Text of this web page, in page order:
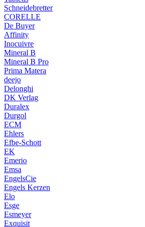
Schneidebretter
CORELLE
De Buyer
Affinity
Inocuivre
Mineral B
Mineral B Pro
Prima Matera
deejo
Delonghi
DK Verlag
Duralex
Durgol
ECM
Ehlers
Efbe-Schott
EK
Emerio
Emsa
EngelsCie
Engels Kerzen
Elo
Esge
Esmeyer
Exquisit